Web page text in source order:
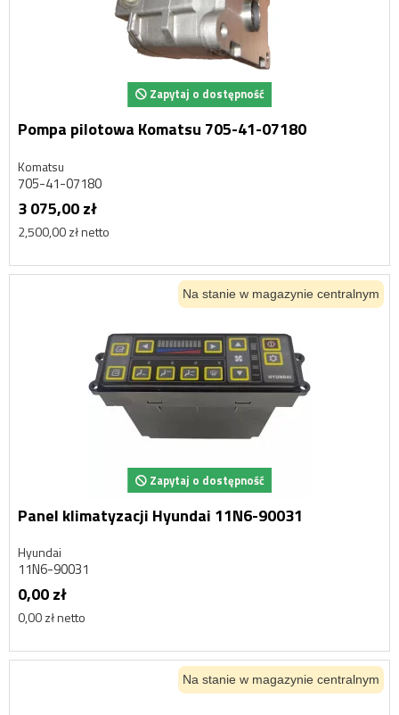
Zapytaj o dostępność
Pompa pilotowa Komatsu 705-41-07180
Komatsu
705-41-07180
3 075,00 zł
2,500,00 zł netto
Na stanie w magazynie centralnym
Zapytaj o dostępność
Panel klimatyzacji Hyundai 11N6-90031
Hyundai
11N6-90031
0,00 zł
0,00 zł netto
Na stanie w magazynie centralnym